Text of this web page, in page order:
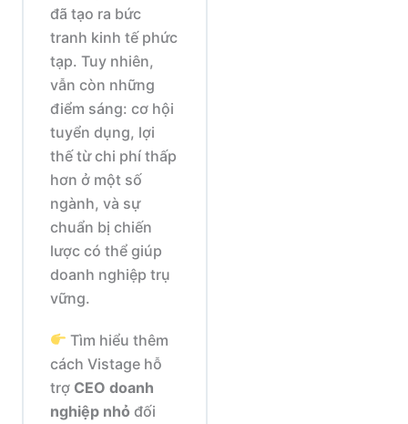
đã tạo ra bức
tranh kinh tế phức
tạp. Tuy nhiên,
vẫn còn những
điểm sáng: cơ hội
tuyển dụng, lợi
thế từ chi phí thấp
hơn ở một số
ngành, và sự
chuẩn bị chiến
lược có thể giúp
doanh nghiệp trụ
vững.
Tìm hiểu thêm
cách Vistage hỗ
trợ CEO doanh
nghiệp nhỏ đối